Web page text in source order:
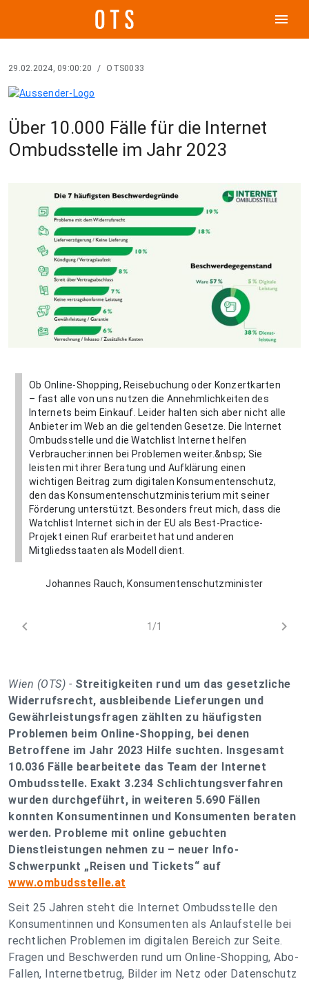
menu
29.02.2024, 09:00:20 / OTS0033
Über 10.000 Fälle für die Internet
Ombudsstelle im Jahr 2023
Ob Online-Shopping, Reisebuchung oder Konzertkarten
– fast alle von uns nutzen die Annehmlichkeiten des
Internets beim Einkauf. Leider halten sich aber nicht alle
Anbieter im Web an die geltenden Gesetze. Die Internet
Ombudsstelle und die Watchlist Internet helfen
Verbraucher:innen bei Problemen weiter.&nbsp; Sie
leisten mit ihrer Beratung und Aufklärung einen
wichtigen Beitrag zum digitalen Konsumentenschutz,
den das Konsumentenschutzministerium mit seiner
Förderung unterstützt. Besonders freut mich, dass die
Watchlist Internet sich in der EU als Best-Practice-
Projekt einen Ruf erarbeitet hat und anderen
Mitgliedsstaaten als Modell dient.
Johannes Rauch, Konsumentenschutzminister
chevron_left 1/1 chevron_right
Wien (OTS) - Streitigkeiten rund um das gesetzliche
Widerrufsrecht, ausbleibende Lieferungen und
Gewährleistungsfragen zählten zu häufigsten
Problemen beim Online-Shopping, bei denen
Betroffene im Jahr 2023 Hilfe suchten. Insgesamt
10.036 Fälle bearbeitete das Team der Internet
Ombudsstelle. Exakt 3.234 Schlichtungsverfahren
wurden durchgeführt, in weiteren 5.690 Fällen
konnten Konsumentinnen und Konsumenten beraten
werden. Probleme mit online gebuchten
Dienstleistungen nehmen zu – neuer Info-
Schwerpunkt „Reisen und Tickets“ auf
www.ombudsstelle.at
Seit 25 Jahren steht die Internet Ombudsstelle den
Konsumentinnen und Konsumenten als Anlaufstelle bei
rechtlichen Problemen im digitalen Bereich zur Seite.
Fragen und Beschwerden rund um Online-Shopping, Abo-
Fallen, Internetbetrug, Bilder im Netz oder Datenschutz